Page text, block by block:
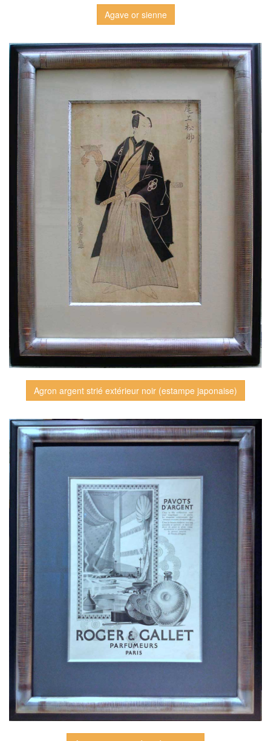
Agave or sienne
Agron argent strié extérieur noir (estampe japonaise)